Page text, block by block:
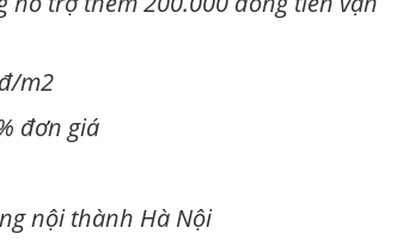
m2
đơn giá
nội thành Hà Nội